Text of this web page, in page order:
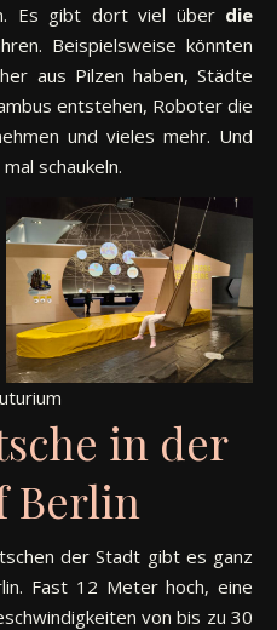
Es gibt dort viel über die
Beispielsweise könnten
aus Pilzen haben, Städte
entstehen, Roboter die
und vieles mehr. Und
schaukeln.
in der
Berlin
der Stadt gibt es ganz
Fast 12 Meter hoch, eine
von bis zu 30